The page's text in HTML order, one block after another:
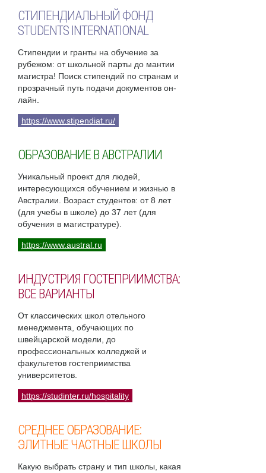
СТИПЕНДИАЛЬНЫЙ ФОНД
STUDENTS INTERNATIONAL
Стипендии и гранты на обучение за
рубежом: от школьной парты до мантии
магистра! Поиск стипендий по странам и
прозрачный путь подачи документов он-
лайн.
https://www.stipendiat.ru/
ОБРАЗОВАНИЕ В АВСТРАЛИИ
Уникальный проект для людей,
интересующихся обучением и жизнью в
Австралии. Возраст студентов: от 8 лет
(для учебы в школе) до 37 лет (для
обучения в магистратуре).
https://www.austral.ru
ИНДУСТРИЯ ГОСТЕПРИИМСТВА:
ВСЕ ВАРИАНТЫ
От классических школ отельного
менеджмента, обучающих по
швейцарской модели, до
профессиональных колледжей и
факультетов гостеприимства
университетов.
https://studinter.ru/hospitality
СРЕДНЕЕ ОБРАЗОВАНИЕ:
ЭЛИТНЫЕ ЧАСТНЫЕ ШКОЛЫ
Какую выбрать страну и тип школы, какая